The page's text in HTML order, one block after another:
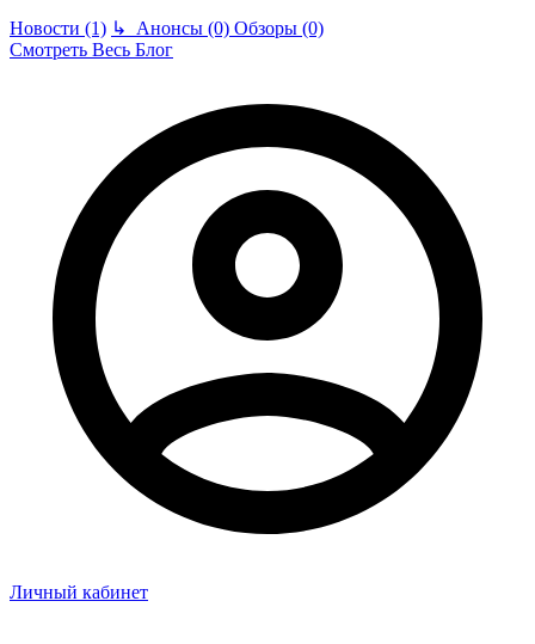
Новости (1) ↳ Анонсы (0) Обзоры (0)
Смотреть Весь Блог
Личный кабинет